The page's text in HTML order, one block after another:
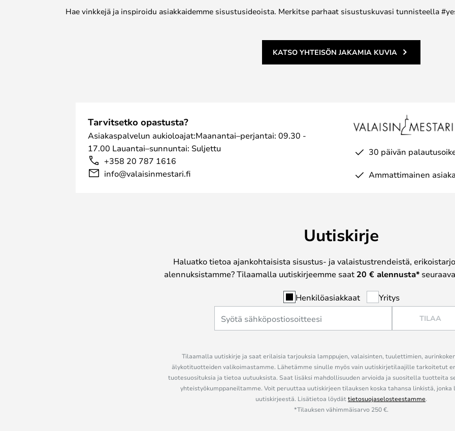
Hae vinkkejä ja inspiroidu asiakkaidemme sisustusideoista. Merkitse parhaat sisustuskuvasi tunnisteella
KATSO YHTEISÖN JAKAMIA KUVIA
Tarvitsetko opastusta?
Asiakaspalvelun aukioloajat:Maanantai–perjantai: 09.30 -
17.00 Lauantai–sunnuntai: Suljettu
+358 20 787 1616
info@valaisinmestari.fi
30 päivän
Ammattimainen
Uutiskirje
Haluatko tietoa ajankohtaisista sisustus- ja valaistustrendeistä,
alennuksistamme? Tilaamalla uutiskirjeemme saat 20 € alennusta*
Henkilöasiakkaat Yritys
TILAA
Tilaamalla uutiskirje ja saat erilaisia tarjouksia lamppujen, valaisinten, tuulettimien,
älykotituotteiden valikoimastamme. Lähetämme sinulle myös vain uutiskirjetilaajille tarkoitetut
tuotesuosituksia ja tietoa uutuuksista. Saat lisäksi mahdollisuuden arvioida ja suositella tuotteita
yhteistyökumppaneiltamme. Voit peruuttaa uutiskirjeen tilauksen koska tahansa linkistä, jonka
uutiskirjeestä. Lisätietoa löydättietosuojaselosteestamme.
*Tilauksen vähimmäisarvo 250 €.